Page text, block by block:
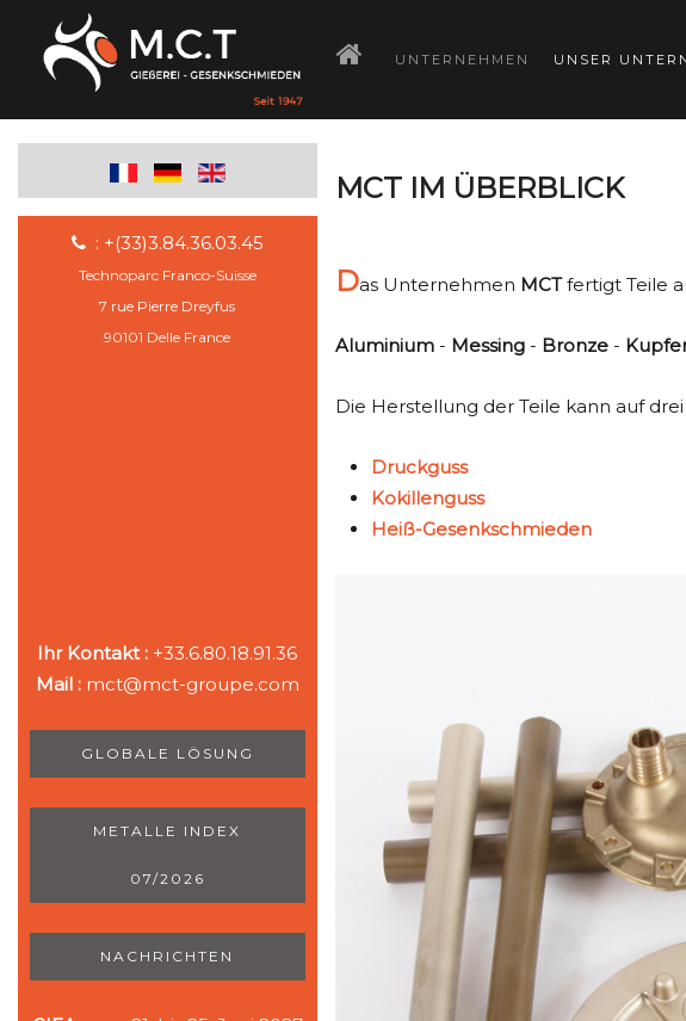
UNTERNEHMEN UNSER
MCT IM ÜBERBLICK
Das Unternehmen MCTfertigt Teile
Aluminium- Messing- Bronze-
Die Herstellung der Teile kann auf
Druckguss
Kokillenguss
Heiß-Gesenkschmieden
: +(33)3.84.36.03.45
Technoparc Franco-Suisse
7 rue Pierre Dreyfus
90101 Delle France
Ihr Kontakt : +33.6.80.18.91.36
Mail : mct@mct-groupe.com
GLOBALE LÖSUNG
METALLE INDEX
07/2026
NACHRICHTEN